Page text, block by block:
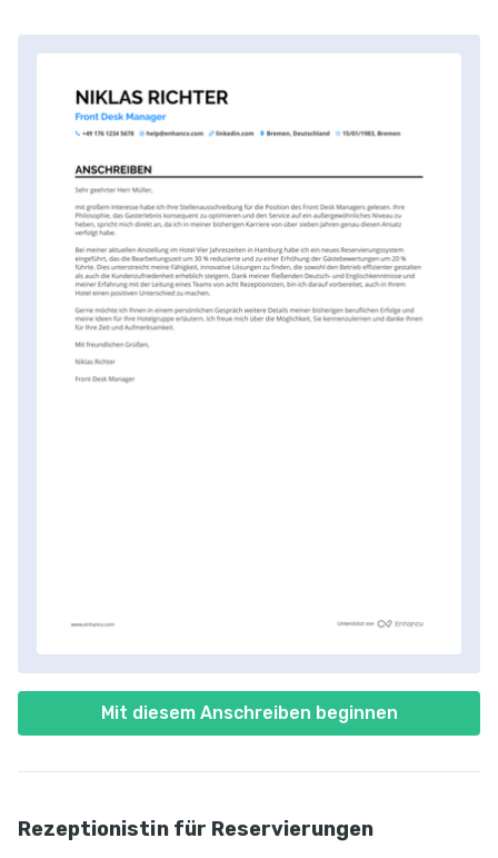
Mit diesem Anschreiben beginnen
Rezeptionistin für Reservierungen